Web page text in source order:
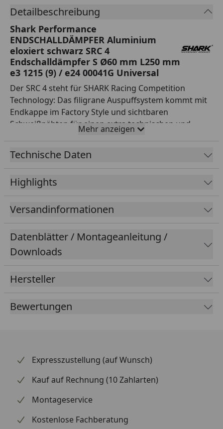
Detailbeschreibung
Shark Performance
ENDSCHALLDÄMPFER Aluminium
eloxiert schwarz SRC 4
Endschalldämpfer S Ø60 mm L250 mm
e3 1215 (9) / e24 00041G Universal
Der SRC 4 steht für SHARK Racing Competition
Technology: Das filigrane Auspuffsystem kommt mit
Endkappe im Factory Style und sichtbaren
Schweißnähten für einen extra technischen und
sportlichen Look. Der Endschalldämpfer ist aus
einen kernig kräftigen Sound.
Mehr anzeigen
Technische Daten
Highlights
Versandinformationen
Datenblätter / Montageanleitung /
Downloads
Hersteller
Bewertungen
Expresszustellung (auf Wunsch)
Kauf auf Rechnung (10 Zahlarten)
Montageservice
Kostenlose Fachberatung